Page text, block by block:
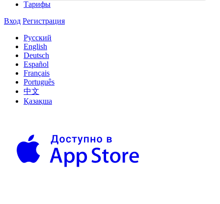
Тарифы
Вход Регистрация
Русский
English
Deutsch
Español
Français
Português
中文
Қазақша